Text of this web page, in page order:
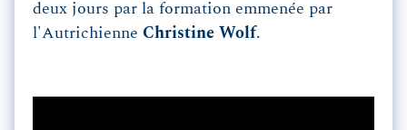
deux jours par la formation emmenée par
l'Autrichienne Christine Wolf.